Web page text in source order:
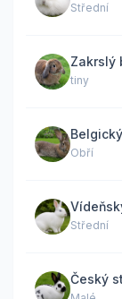
Střední
Zakrslý
tiny
Obří
Střední
Český